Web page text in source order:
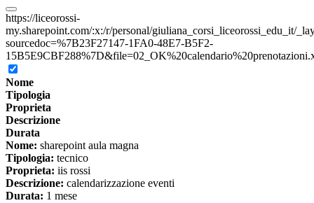
https://liceorossi-
my.sharepoint.com/:x:/r/personal/giuliana_corsi_liceorossi_edu_it/
sourcedoc=%7B23F27147-1FA0-48E7-B5F2-
Nome
Tipologia
Proprieta
Descrizione
Durata
Nome: sharepoint aula magna
Tipologia: tecnico
Proprieta: iis rossi
Descrizione: calendarizzazione eventi
Durata: 1 mese